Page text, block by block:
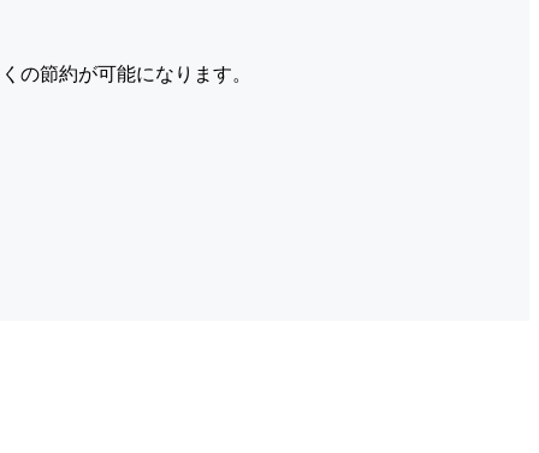
の節約が可能になります。